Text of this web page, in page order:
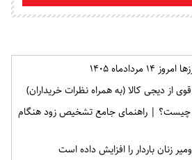
۱۴۰۵
از دیجی کالا (به همراه نظرات خریداران)
چیست؟ | راهنمای جامع تشخیص زود هنگام
زنان باردار را افزایش داده است